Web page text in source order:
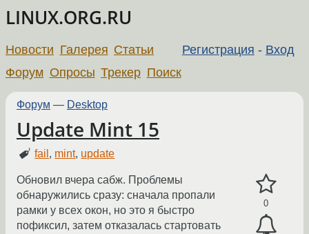
LINUX.ORG.RU
Регистрация - Вход
Новости Галерея Статьи
Форум Опросы Трекер Поиск
Форум — Desktop
Update Mint 15
fail , mint, update
0
Обновил вчера сабж. Проблемы
обнаружились сразу: сначала пропали
рамки у всех окон, но это я быстро
пофиксил, затем отказалась стартовать